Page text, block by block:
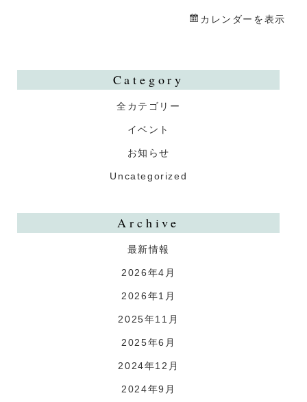
カレンダーを表示
Category
全カテゴリー
イベント
お知らせ
Uncategorized
Archive
最新情報
2026年4月
2026年1月
2025年11月
2025年6月
2024年12月
2024年9月